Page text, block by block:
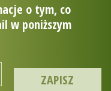
o tym, co
w poniższym